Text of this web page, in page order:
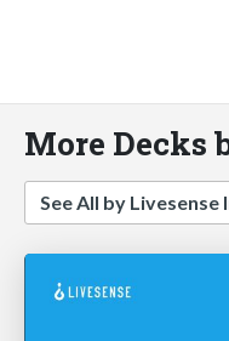
More Decks
See All by Livesense